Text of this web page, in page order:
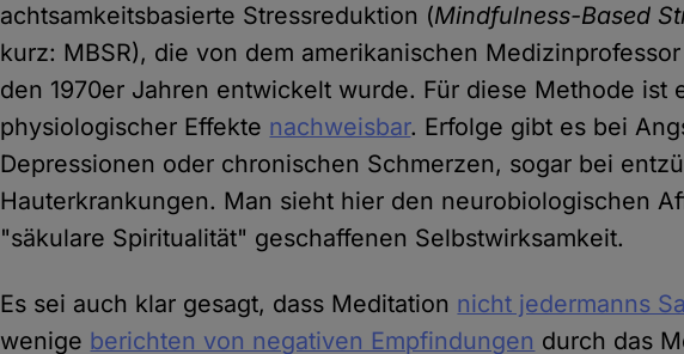
achtsamkeitsbasierte Stressreduktion (Mindfulness-Based
kurz: MBSR), die von dem amerikanischen
den 1970er Jahren entwickelt wurde. Für diese Methode ist
physiologischer Effekte nachweisbar. Erfolge gibt es bei
Depressionen oder chronischen Schmerzen, sogar bei
Hauterkrankungen. Man sieht hier den neurobiologischen
"säkulare Spiritualität" geschaffenen Selbstwirksamkeit.
Es sei auch klar gesagt, dass Meditation nicht jedermanns
wenige berichten von negativen Empfindungen durch das